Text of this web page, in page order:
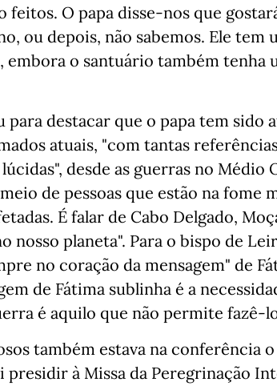
feitos. O papa disse-nos que
ou depois, não sabemos. Ele tem
embora o santuário também tenha
para destacar que o papa tem sido
atuais, "com tantas
desde as guerras no Médio
de pessoas que estão na fome
É falar de Cabo Delgado,
nosso planeta". Para o bispo de
no coração da mensagem" de
de Fátima sublinha é a
é aquilo que não permite fazê-
também estava na conferência
presidir à Missa da Peregrinação